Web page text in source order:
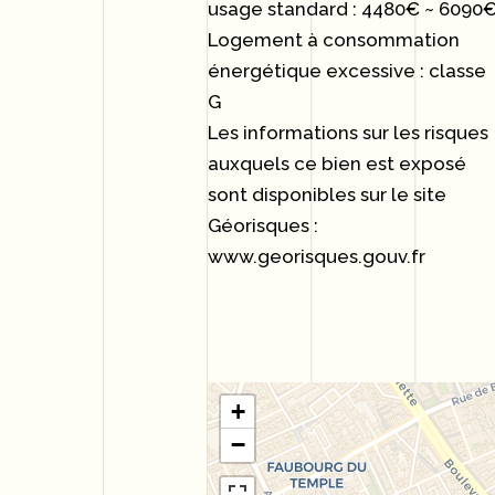
usage standard : 4480€ ~
Logement à consommation
énergétique excessive : classe
G
Les informations sur les risques
auxquels ce bien est exposé
sont disponibles sur le site
Géorisques :
www.georisques.gouv.fr
+
−